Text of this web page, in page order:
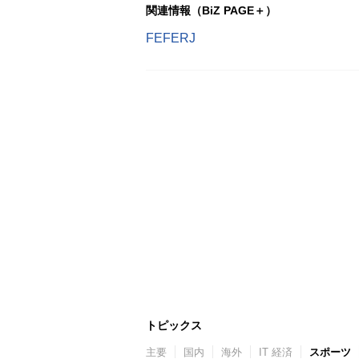
関連情報（BiZ PAGE＋）
FEFERJ
トピックス
主要 国内 海外 IT 経済 スポーツ